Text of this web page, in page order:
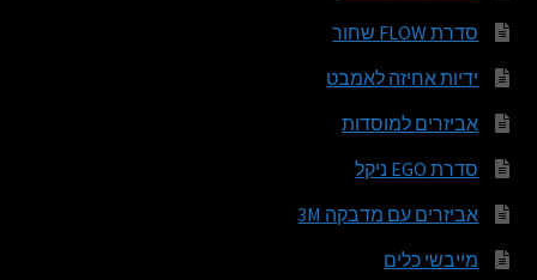
סדרת FLOW שחור
ידיות אחיזה לאמבט
אביזרים למוסדות
סדרת EGO ניקל
אביזרים עם מדבקה 3M
מייבשי כלים